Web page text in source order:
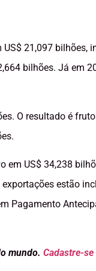
21,097 bilhões,
bilhões. Já em
O resultado é
US$ 34,238
estão
Pagamento
mundo. Cadastre-